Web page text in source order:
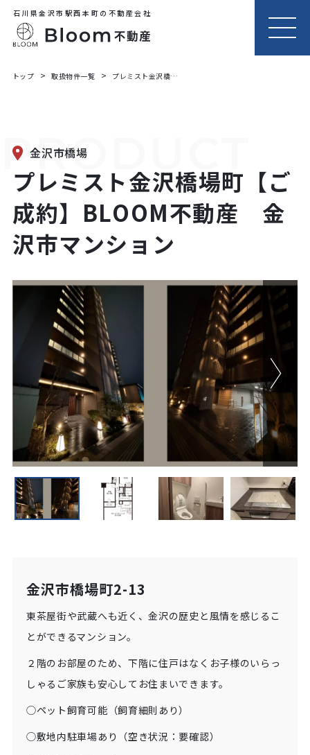
石川県金沢市駅西本町の不動産会社
MEN
U
トップ 取扱物件一覧 プレミスト金沢橋場町【ご成約】BLOOM不動産 金沢市マンション
PRODUCT
金沢市橋場
プレミスト金沢橋場町【ご
成約】BLOOM不動産 金
沢市マンション
金沢市橋場町2-13
東茶屋街や武蔵へも近く、金沢の歴史と風情を感じるこ
とができるマンション。
２階のお部屋のため、下階に住戸はなくお子様のいらっ
しゃるご家族も安心してお住まいできます。
◯ペット飼育可能（飼育細則あり）
◯敷地内駐車場あり（空き状況：要確認）